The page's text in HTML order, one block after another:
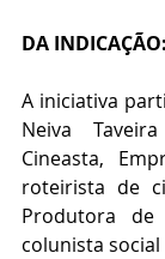
DA INDICAÇÃO:
A iniciativa
Neiva
Cineasta,
roteirista de
Produtora de
colunista